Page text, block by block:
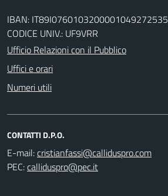
IBAN: IT89I0760103200001049272535
CODICE UNIV.: UF9VRR
Ufficio Relazioni con il Pubblico
Uffici e orari
Numeri utili
CONTATTI D.P.O.
E-mail:
PEC: